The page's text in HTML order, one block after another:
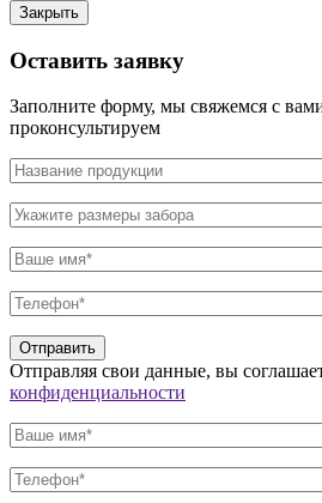
Закрыть
Оставить заявку
Заполните форму, мы свяжемся с
проконсультируем
Отправляя свои данные, вы
конфиденциальности